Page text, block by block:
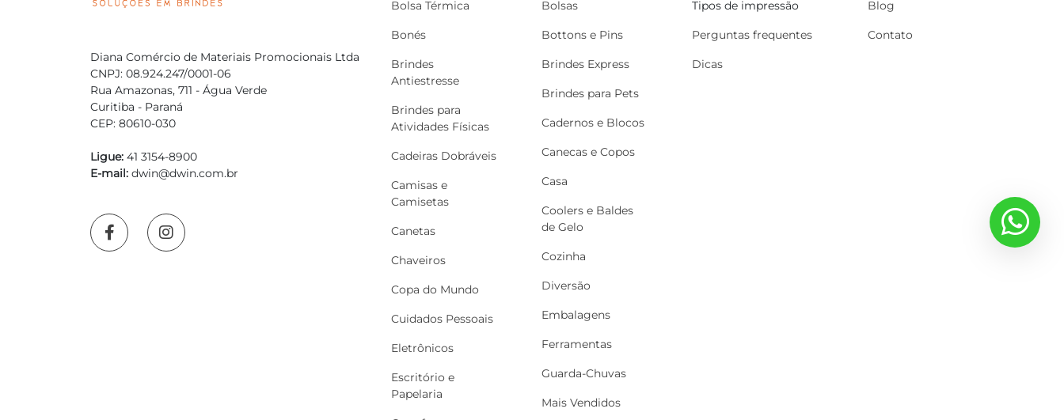
Diana Comércio de Materiais Promocionais Ltda
CNPJ: 08.924.247/0001-06
Rua Amazonas, 711 - Água Verde
Curitiba - Paraná
CEP: 80610-030
Ligue: 41 3154-8900
E-mail: dwin@dwin.com.br
Bolsa Térmica
Bonés
Brindes
Antiestresse
Brindes para
Atividades Físicas
Cadeiras Dobráveis
Camisas e
Camisetas
Canetas
Chaveiros
Copa do Mundo
Cuidados Pessoais
Eletrônicos
Escritório e
Papelaria
Bolsas
Bottons e Pins
Brindes Express
Brindes para Pets
Cadernos e Blocos
Canecas e Copos
Casa
Coolers e Baldes
de Gelo
Cozinha
Diversão
Embalagens
Ferramentas
Guarda-Chuvas
Mais Vendidos
Tipos de impressão
Perguntas frequentes
Dicas
Blog
Contato